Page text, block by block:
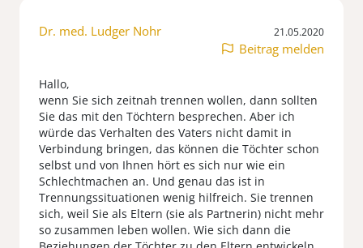
Dr. med. Ludger Nohr 21.05.2020
Beitrag melden
Hallo,
wenn Sie sich zeitnah trennen wollen, dann sollten
Sie das mit den Töchtern besprechen. Aber ich
würde das Verhalten des Vaters nicht damit in
Verbindung bringen, das können die Töchter schon
selbst und von Ihnen hört es sich nur wie ein
Schlechtmachen an. Und genau das ist in
Trennungssituationen wenig hilfreich. Sie trennen
sich, weil Sie als Eltern (sie als Partnerin) nicht mehr
so zusammen leben wollen. Wie sich dann die